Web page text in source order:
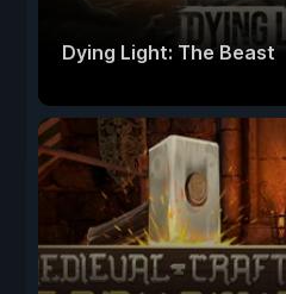
Dying Light: The Beast